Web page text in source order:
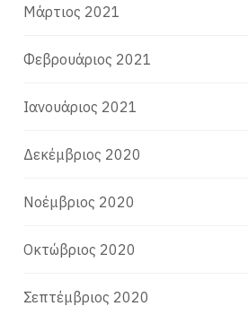
Μάρτιος 2021
Φεβρουάριος 2021
Ιανουάριος 2021
Δεκέμβριος 2020
Νοέμβριος 2020
Οκτώβριος 2020
Σεπτέμβριος 2020